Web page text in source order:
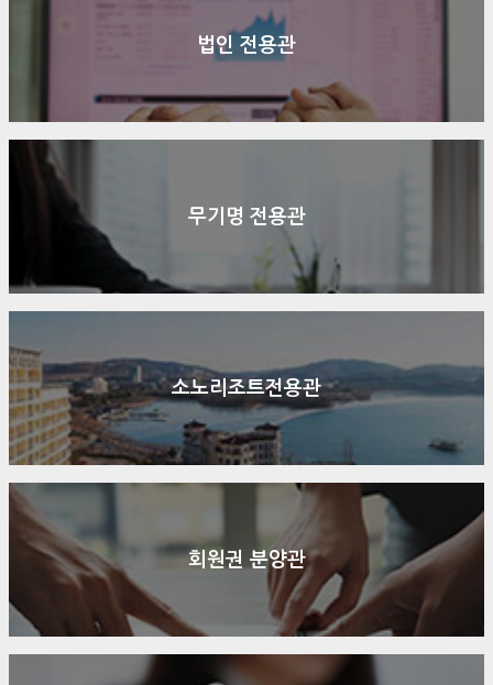
법인 전용관
무기명 전용관
소노리조트전용관
회원권 분양관